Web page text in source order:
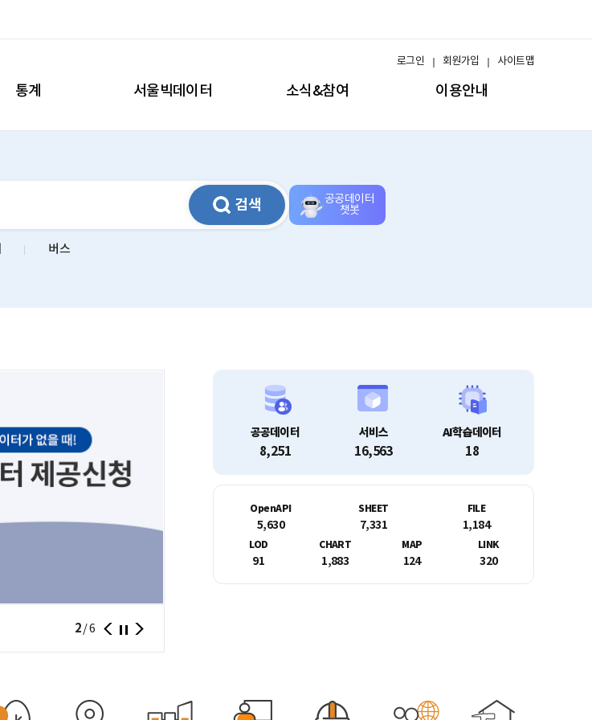
통계 서울빅데이터 소식&참여 이용안내
로그인 회원가입 사이트맵
검색
버스
공공데이터
챗봇
2/6
공공데이터
8,251
서비스
16,563
AI학습데이터
18
OpenAPI
5,630
SHEET
7,331
FILE
1,184
LOD
91
CHART
1,883
MAP
124
LINK
320